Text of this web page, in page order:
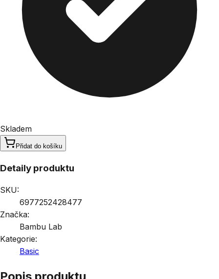
Skladem
Přidat do košíku
Detaily produktu
SKU:
6977252428477
Značka:
Bambu Lab
Kategorie:
Basic